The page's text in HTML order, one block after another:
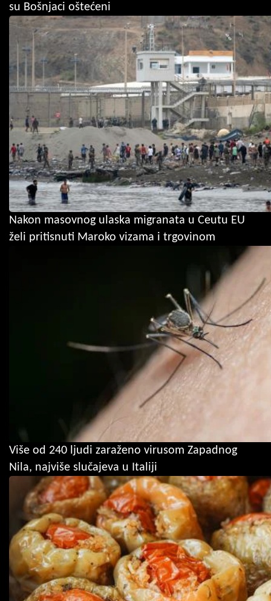
su Bošnjaci oštećeni
Nakon masovnog ulaska migranata u Ceutu EU
želi pritisnuti Maroko vizama i trgovinom
Više od 240 ljudi zaraženo virusom Zapadnog
Nila, najviše slučajeva u Italiji